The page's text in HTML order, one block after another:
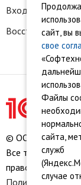
Вход в личный
Восстановление
© ООО
Все торговые
Политика
сайт, вы
свое
Файлы
сайта,
служб
случае